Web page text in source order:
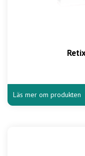
Läs mer om produkten